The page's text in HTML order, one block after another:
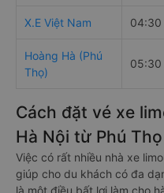
X.E Việt Nam
Hoàng Hà (Phú
Thọ)
Cách đặt vé xe
Hà Nội từ Phú
Việc có rất nhiều nhà xe
giúp cho du khách có đa
là một điều bất lợi làm cho